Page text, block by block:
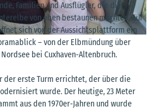
BY-SA
Familien und Ausflügler, die die
von oben bestaunen möchten. Auf
sich von der Aussichtsplattform ein
– von der Elbmündung über
bei Cuxhaven-Altenbruch.
der erste Turm errichtet, der über die
wurde. Der heutige, 23 Meter
aus den 1970er-Jahren und wurde